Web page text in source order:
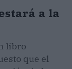
a la
libro
que el